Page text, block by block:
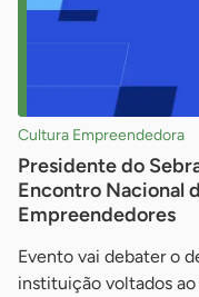
Cultura Empreendedora
Presidente do
Encontro Nacional
Empreendedores
Evento vai debater o
instituição voltados